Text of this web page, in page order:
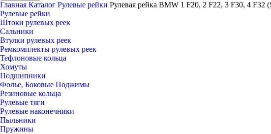
Главная Каталог Рулевые рейки Рулевая рейка BMW 1 F20, 2 F22, 3 F30, 4 F32
Рулевые рейки
Штоки рулевых реек
Сальники
Втулки рулевых реек
Ремкомплекты рулевых реек
Тефлоновые кольца
Хомуты
Подшипники
Фолье, Боковые Поджимы
Резиновые кольца
Рулевые тяги
Рулевые наконечники
Пыльники
Пружины